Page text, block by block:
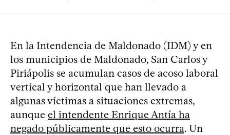
En la Intendencia de Maldonado (IDM) y en
los municipios de Maldonado, San Carlos y
Piriápolis se acumulan casos de acoso laboral
vertical y horizontal que han llevado a
algunas víctimas a situaciones extremas,
aunque el intendente Enrique Antía ha
negado públicamente que esto ocurra. Un